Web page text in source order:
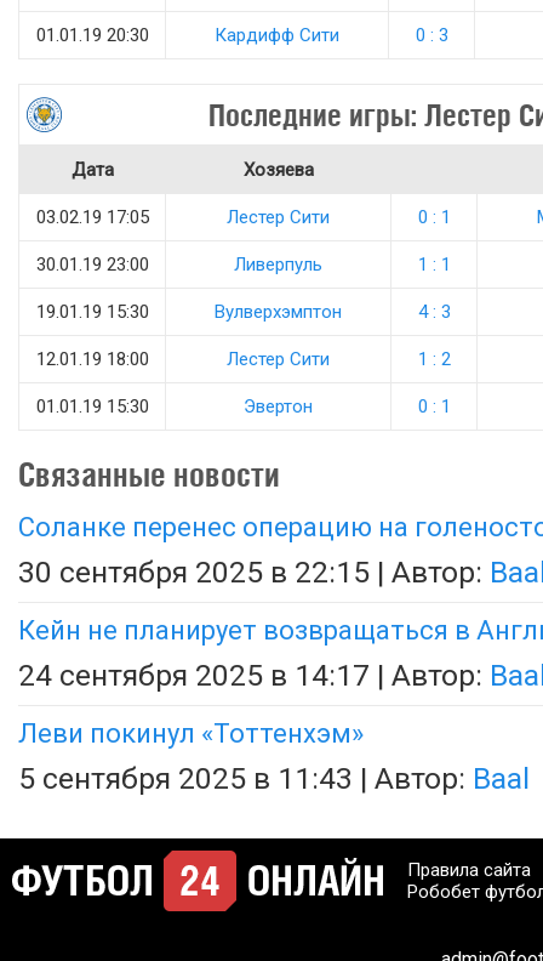
01.01.19 20:30 Кардифф Сити 0 : 3
Последние игры: Лестер
Дата Хозяева
03.02.19 17:05 Лестер Сити 0 : 1
30.01.19 23:00 Ливерпуль 1 : 1
19.01.19 15:30 Вулверхэмптон 4 : 3
12.01.19 18:00 Лестер Сити 1 : 2
01.01.19 15:30 Эвертон 0 : 1
Связанные новости
Соланке перенес операцию на
30 сентября 2025 в 22:15 | Автор:
Кейн не планирует возвращаться в
24 сентября 2025 в 14:17 | Автор:
Леви покинул «Тоттенхэм»
5 сентября 2025 в 11:43 | Автор: Baal
Правила сайта
Робобет